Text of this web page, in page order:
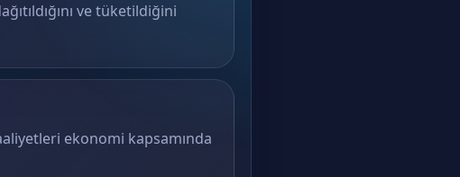
ve tüketildiğini
ekonomi kapsamında